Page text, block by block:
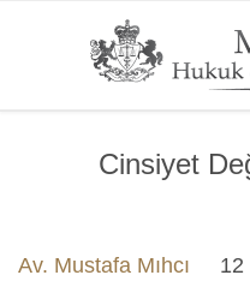
Cinsiyet
Av. Mustafa Mıhcı 12